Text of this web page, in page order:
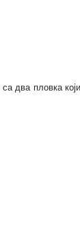
два пловка